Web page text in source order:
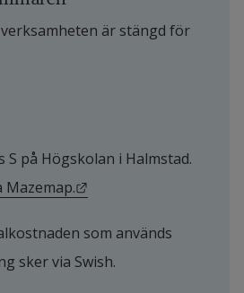
är stängd för
Mazemap.
som används
sker via Swish.